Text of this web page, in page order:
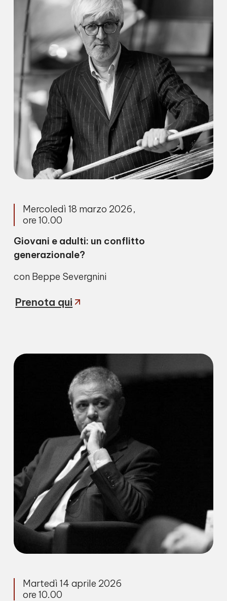
Mercoledì 18 marzo 2026,
ore 10.00
Giovani e adulti: un conflitto
generazionale?
con Beppe Severgnini
Prenota qui
Martedì 14 aprile 2026
ore 10.00